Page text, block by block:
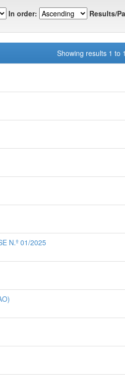
In order: Results/
Showing results 1 to
N.º 01/2025